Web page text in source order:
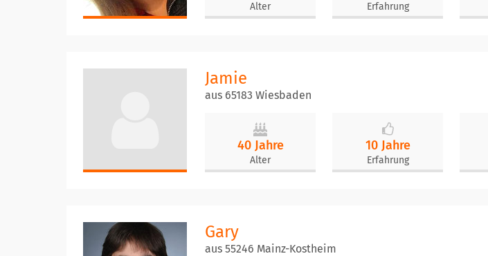
Alter Erfahrung
Jamie
aus 65183 Wiesbaden
40 Jahre
Alter
10 Jahre
Erfahrung
Gary
aus 55246 Mainz-Kostheim